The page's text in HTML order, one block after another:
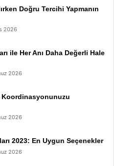
Doğru Tercihi Yapmanın
2026
ile Her Anı Daha Değerli Hale
2026
Koordinasyonunuzu
2026
2023: En Uygun Seçenekler
2026